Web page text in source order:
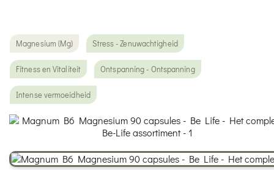
Magnesium (Mg) Stress - Zenuwachtigheid
Fitness en Vitaliteit Ontspanning - Ontspanning
Intense vermoeidheid